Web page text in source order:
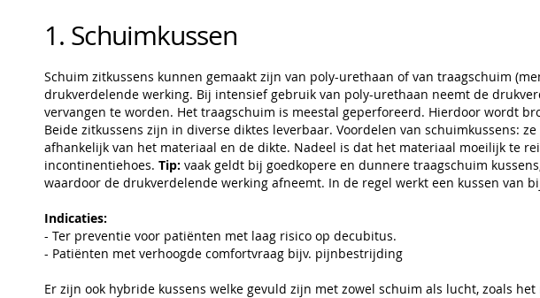
1. Schuimkussen
Schuim zitkussens kunnen gemaakt zijn van poly-urethaan of van traagschuim
drukverdelende werking. Bij intensief gebruik van poly-urethaan neemt de
vervangen te worden. Het traagschuim is meestal geperforeerd. Hierdoor wordt
Beide zitkussens zijn in diverse diktes leverbaar. Voordelen van schuimkussens:
afhankelijk van het materiaal en de dikte. Nadeel is dat het materiaal moeilijk te
incontinentiehoes. Tip: vaak geldt bij goedkopere en dunnere traagschuim
waardoor de drukverdelende werking afneemt. In de regel werkt een kussen van
Indicaties:
- Ter preventie voor patiënten met laag risico op decubitus.
- Patiënten met verhoogde comfortvraag bijv. pijnbestrijding
Er zijn ook hybride kussens welke gevuld zijn met zowel schuim als lucht, zoals het